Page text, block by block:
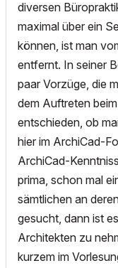
diversen
maximal über ein
können, ist man
entfernt. In seiner
paar Vorzüge, die
dem Auftreten
entschieden, ob
hier im ArchiCad-
ArchiCad-
prima, schon mal
sämtlichen an
gesucht, dann ist
Architekten zu
kurzem im